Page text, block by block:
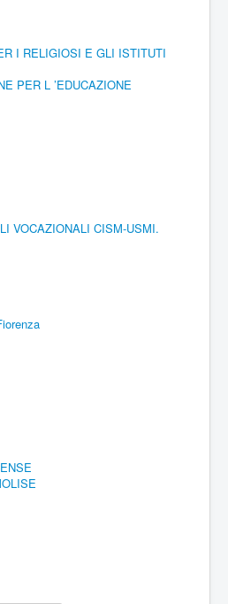
I RELIGIOSI E GLI ISTITUTI
PER L ’EDUCAZIONE
VOCAZIONALI CISM-USMI.